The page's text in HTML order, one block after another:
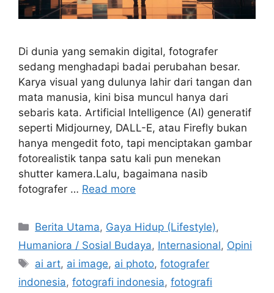
Di dunia yang semakin digital, fotografer
sedang menghadapi badai perubahan besar.
Karya visual yang dulunya lahir dari tangan dan
mata manusia, kini bisa muncul hanya dari
sebaris kata. Artificial Intelligence (AI) generatif
seperti Midjourney, DALL-E, atau Firefly bukan
hanya mengedit foto, tapi menciptakan gambar
fotorealistik tanpa satu kali pun menekan
shutter kamera.Lalu, bagaimana nasib
fotografer … Read more
C
a
e
g
Berita Utama, Gaya Hidup (Lifestyle),
Humaniora / Sosial Budaya, Internasional, Opini
T
a
ai art, ai image, ai photo,fotografer
indonesia, fotografi indonesia, fotografi